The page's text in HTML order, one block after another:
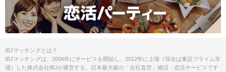
IBJマッチングとは？
IBJマッチングは、2006年にサービスを開始し、2012年に上場（現在は東証プライム市
場）した株式会社IBJが運営する、日本最大級の「自社直営」婚活・恋活サービスです